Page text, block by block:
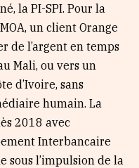
la PI-SPI. Pour la
un client Orange
de l’argent en temps
Mali, ou vers un
d’Ivoire, sans
humain. La
2018 avec
Interbancaire
sous l’impulsion de la